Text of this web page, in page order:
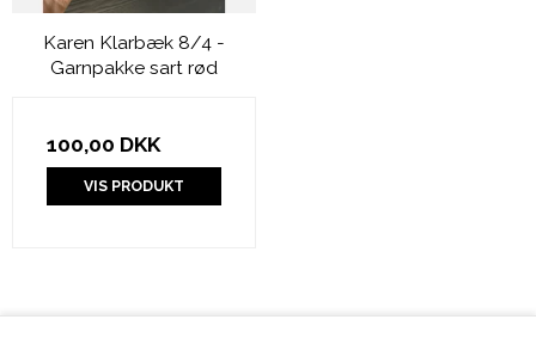
Karen Klarbæk 8/4 -
Garnpakke sart rød
100,00 DKK
VIS PRODUKT